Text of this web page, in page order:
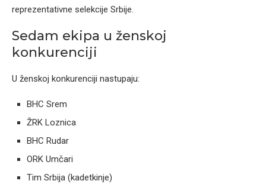
reprezentativne selekcije Srbije.
Sedam ekipa u ženskoj
konkurenciji
U ženskoj konkurenciji nastupaju:
BHC Srem
ŽRK Loznica
BHC Rudar
ORK Umčari
Tim Srbija (kadetkinje)